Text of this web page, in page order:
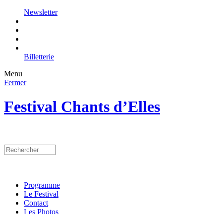
Newsletter
Billetterie
Menu
Fermer
Festival Chants d’Elles
Programme
Le Festival
Contact
Les Photos